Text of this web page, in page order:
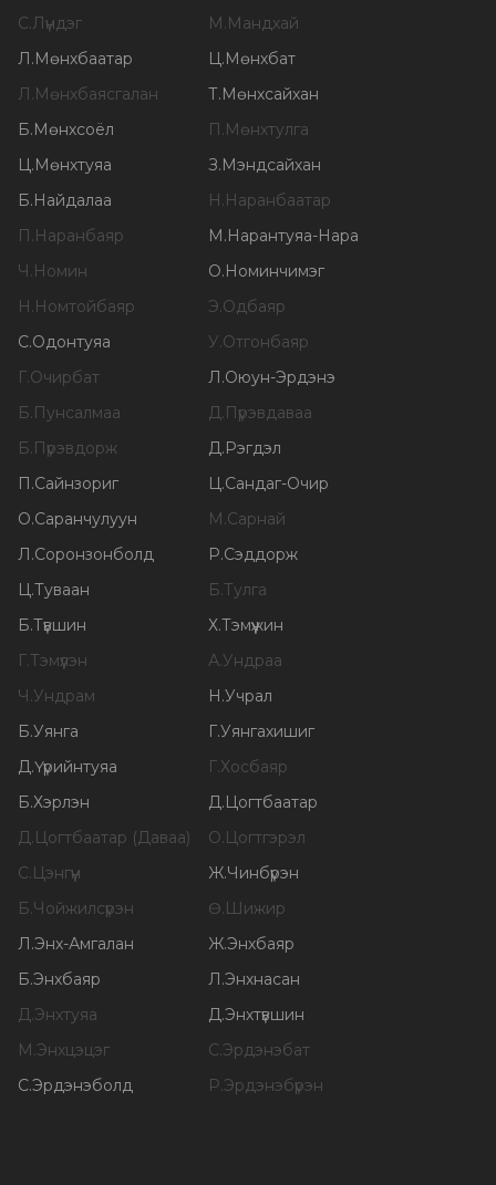
С.Лүндэг М.Мандхай
Л.Мөнхбаатар Ц.Мөнхбат
Л.Мөнхбаясгалан Т.Мөнхсайхан
Б.Мөнхсоёл П.Мөнхтулга
Ц.Мөнхтуяа З.Мэндсайхан
Б.Найдалаа Н.Наранбаатар
П.Наранбаяр М.Нарантуяа-Нара
Ч.Номин О.Номинчимэг
Н.Номтойбаяр Э.Одбаяр
С.Одонтуяа У.Отгонбаяр
Г.Очирбат Л.Оюун-Эрдэнэ
Б.Пунсалмаа Д.Пүрэвдаваа
Б.Пүрэвдорж Д.Рэгдэл
П.Сайнзориг Ц.Сандаг-Очир
О.Саранчулуун М.Сарнай
Л.Соронзонболд Р.Сэддорж
Ц.Туваан Б.Тулга
Б.Түвшин Х.Тэмүүжин
Г.Тэмүүлэн А.Ундраа
Ч.Ундрам Н.Учрал
Б.Уянга Г.Уянгахишиг
Д.Үүрийнтуяа Г.Хосбаяр
Б.Хэрлэн Д.Цогтбаатар
Д.Цогтбаатар (Даваа) О.Цогтгэрэл
С.Цэнгүүн Ж.Чинбүрэн
Б.Чойжилсүрэн Ө.Шижир
Л.Энх-Амгалан Ж.Энхбаяр
Б.Энхбаяр Л.Энхнасан
Д.Энхтуяа Д.Энхтүвшин
М.Энхцэцэг С.Эрдэнэбат
С.Эрдэнэболд Р.Эрдэнэбүрэн